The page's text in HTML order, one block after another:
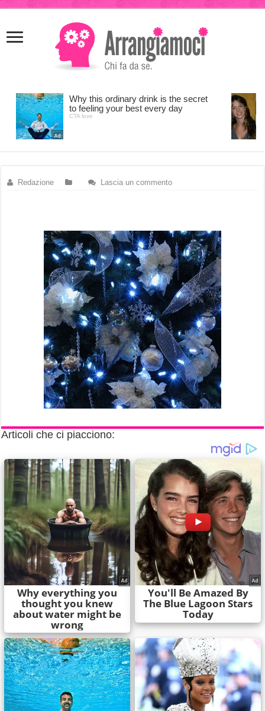
giriş
kingroyal
Redazione Lascia un commento
Articoli che ci piacciono: